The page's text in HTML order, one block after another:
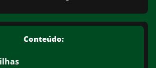
Conteúdo: